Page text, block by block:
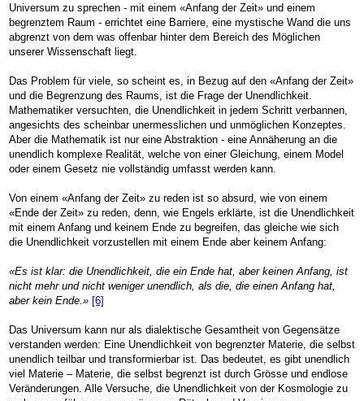
Universum zu sprechen - mit einem «Anfang der Zeit» und einem
begrenztem Raum - errichtet eine Barriere, eine mystische Wand die uns
abgrenzt von dem was offenbar hinter dem Bereich des Möglichen
unserer Wissenschaft liegt.
Das Problem für viele, so scheint es, in Bezug auf den «Anfang der Zeit»
und die Begrenzung des Raums, ist die Frage der Unendlichkeit.
Mathematiker versuchten, die Unendlichkeit in jedem Schritt verbannen,
angesichts des scheinbar unermesslichen und unmöglichen Konzeptes.
Aber die Mathematik ist nur eine Abstraktion - eine Annäherung an die
unendlich komplexe Realität, welche von einer Gleichung, einem Model
oder einem Gesetz nie vollständig umfasst werden kann.
Von einem «Anfang der Zeit» zu reden ist so absurd, wie von einem
«Ende der Zeit» zu reden, denn, wie Engels erklärte, ist die Unendlichkeit
mit einem Anfang und keinem Ende zu begreifen, das gleiche wie sich
die Unendlichkeit vorzustellen mit einem Ende aber keinem Anfang:
«Es ist klar: die Unendlichkeit, die ein Ende hat, aber keinen Anfang, ist
nicht mehr und nicht weniger unendlich, als die, die einen Anfang hat,
aber kein Ende.» [6]
Das Universum kann nur als dialektische Gesamtheit von Gegensätze
verstanden werden: Eine Unendlichkeit von begrenzter Materie, die selbst
unendlich teilbar und transformierbar ist. Das bedeutet, es gibt unendlich
viel Materie – Materie, die selbst begrenzt ist durch Grösse und endlose
Veränderungen. Alle Versuche, die Unendlichkeit von der Kosmologie zu